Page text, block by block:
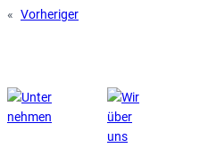
« Vorheriger